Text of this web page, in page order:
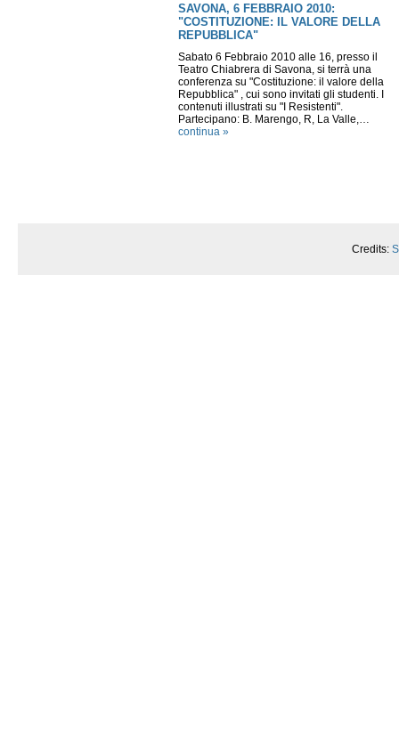
SAVONA, 6 FEBBRAIO 2010:
"COSTITUZIONE: IL VALORE DELLA
REPUBBLICA"
Sabato 6 Febbraio 2010 alle 16, presso il
Teatro Chiabrera di Savona, si terrà una
conferenza su "Costituzione: il valore della
Repubblica" , cui sono invitati gli studenti. I
contenuti illustrati su "I Resistenti".
Partecipano: B. Marengo, R, La Valle,…
continua »
Credits: